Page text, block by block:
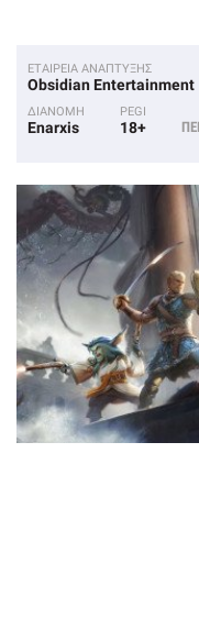
ΕΤΑΙΡΕΙΑ ΑΝΑΠΤΥΞΗΣ
Obsidian Entertainment
ΔΙΑΝΟΜΗ
Enarxis
PEGI
18+